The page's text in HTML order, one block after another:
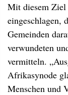
Mit diesem Ziel
eingeschlagen,
Gemeinden
verwundeten
vermitteln.
Afrikasynode
Menschen und